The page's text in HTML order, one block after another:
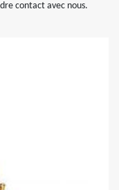
contact avec nous.